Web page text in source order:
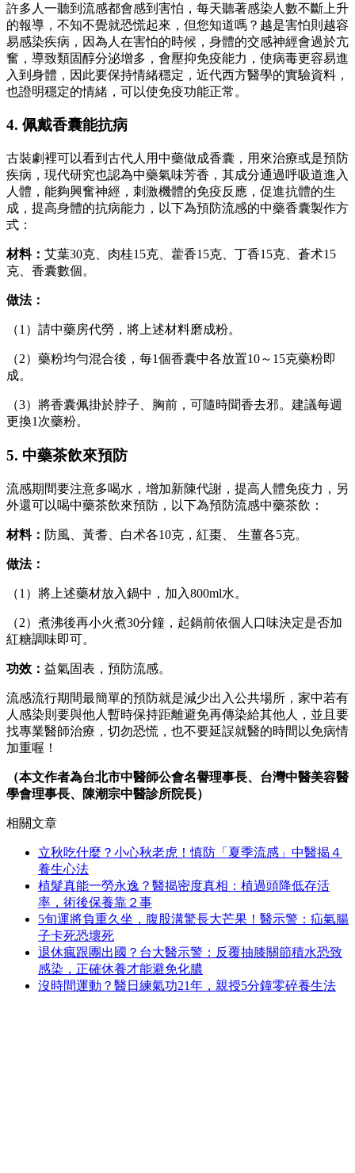
許多人一聽到流感都會感到害怕，每天聽著感染人數不斷上升
的報導，不知不覺就恐慌起來，但您知道嗎？越是害怕則越容
易感染疾病，因為人在害怕的時候，身體的交感神經會過於亢
奮，導致類固醇分泌增多，會壓抑免疫能力，使病毒更容易進
入到身體，因此要保持情緒穩定，近代西方醫學的實驗資料，
也證明穩定的情緒，可以使免疫功能正常。
4. 佩戴香囊能抗病
古裝劇裡可以看到古代人用中藥做成香囊，用來治療或是預防
疾病，現代研究也認為中藥氣味芳香，其成分通過呼吸道進入
人體，能夠興奮神經，刺激機體的免疫反應，促進抗體的生
成，提高身體的抗病能力，以下為預防流感的中藥香囊製作方
式：
材料： 艾葉30克、肉桂15克、藿香15克、丁香15克、蒼术15
克、香囊數個。
做法：
（1）請中藥房代勞，將上述材料磨成粉。
（2）藥粉均勻混合後，每1個香囊中各放置10～15克藥粉即
成。
（3）將香囊佩掛於脖子、胸前，可隨時聞香去邪。建議每週
更換1次藥粉。
5. 中藥茶飲來預防
流感期間要注意多喝水，增加新陳代謝，提高人體免疫力，另
外還可以喝中藥茶飲來預防，以下為預防流感中藥茶飲：
材料： 防風、黃耆、白术各10克，紅棗、 生薑各5克。
做法：
（1）將上述藥材放入鍋中，加入800ml水。
（2）煮沸後再小火煮30分鐘，起鍋前依個人口味決定是否加
紅糖調味即可。
功效： 益氣固表，預防流感。
流感流行期間最簡單的預防就是減少出入公共場所，家中若有
人感染則要與他人暫時保持距離避免再傳染給其他人，並且要
找專業醫師治療，切勿恐慌，也不要延誤就醫的時間以免病情
加重喔！
（本文作者為台北市中醫師公會名譽理事長、台灣中醫美容醫
學會理事長、陳潮宗中醫診所院長）
相關文章
立秋吃什麼？小心秋老虎！慎防「夏季流感」中醫揭４
養生心法
植髮真能一勞永逸？醫揭密度真相：植過頭降低存活
率，術後保養靠２事
5旬運將負重久坐，腹股溝驚長大芒果！醫示警：疝氣腸
子卡死恐壞死
退休瘋跟團出國？台大醫示警：反覆抽膝關節積水恐致
感染，正確休養才能避免化膿
沒時間運動？醫日練氣功21年，親授5分鐘零碎養生法